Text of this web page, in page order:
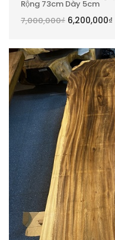
Rộng 73cm Dày 5cm
7,000,000₫ 6,200,000₫